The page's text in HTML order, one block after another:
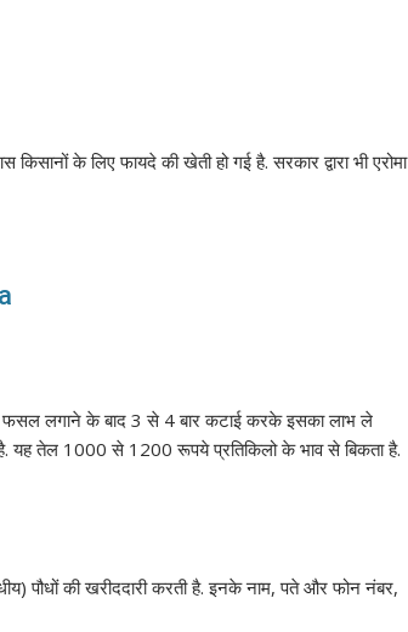
के लिए फायदे की खेती हो गई है. सरकार द्वारा भी एरोमा
लगाने के बाद 3 से 4 बार कटाई करके इसका लाभ ले
तेल 1000 से 1200 रूपये प्रतिकिलो के भाव से बिकता है.
पौधों की खरीददारी करती है. इनके नाम, पते और फोन नंबर,